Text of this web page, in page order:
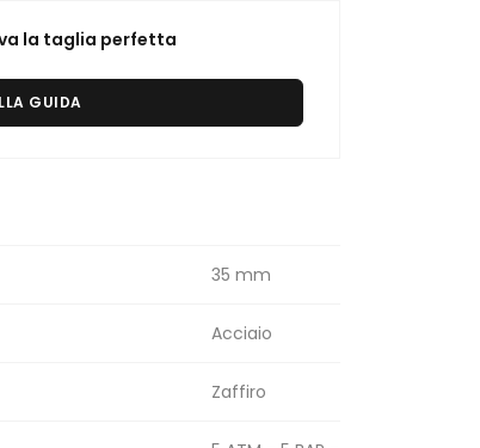
la taglia perfetta
GUIDA
35 mm
Acciaio
Zaffiro